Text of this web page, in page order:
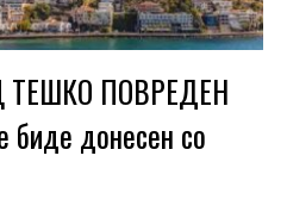
ПОВРЕДЕН
биде донесен со